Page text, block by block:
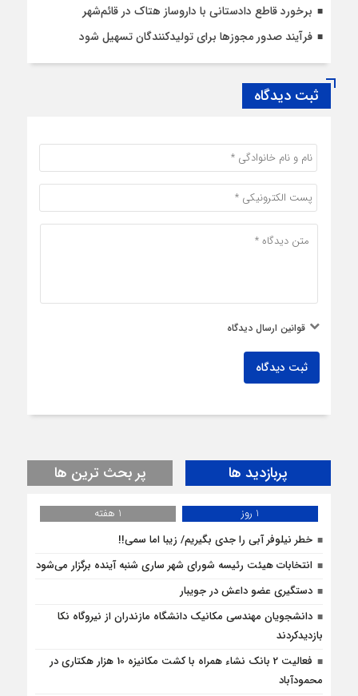
برخورد قاطع دادستانی با داروساز هتاک در قائم‌شهر
فرآیند صدور مجوزها برای تولیدکنندگان تسهیل شود
ثبت دیدگاه
قوانین ارسال دیدگاه
ثبت دیدگاه
پربازدید ها پر بحث ترین ها
1 روز
1 هفته
خطر نیلوفر آبی را جدی بگیریم/ زیبا اما سمی!!
انتخابات هیئت رئیسه شورای شهر ساری شنبه آینده برگزار می‌شود
دستگیری عضو داعش در جویبار
دانشجویان مهندسی مکانیک دانشگاه مازندران از نيروگاه نکا
بازديدكردند
فعالیت 2 بانک نشاء همراه با کشت مکانیزه 10 هزار هکتاری در
محمودآباد